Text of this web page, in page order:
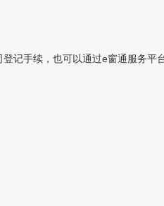
记手续，也可以通过e窗通服务平